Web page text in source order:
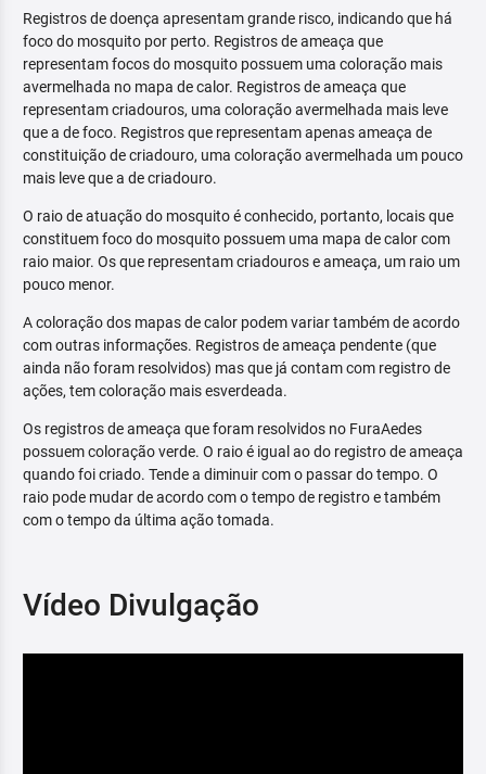
Registros de doença apresentam grande risco, indicando que há
foco do mosquito por perto. Registros de ameaça que
representam focos do mosquito possuem uma coloração mais
avermelhada no mapa de calor. Registros de ameaça que
representam criadouros, uma coloração avermelhada mais leve
que a de foco. Registros que representam apenas ameaça de
constituição de criadouro, uma coloração avermelhada um pouco
mais leve que a de criadouro.
O raio de atuação do mosquito é conhecido, portanto, locais que
constituem foco do mosquito possuem uma mapa de calor com
raio maior. Os que representam criadouros e ameaça, um raio um
pouco menor.
A coloração dos mapas de calor podem variar também de acordo
com outras informações. Registros de ameaça pendente (que
ainda não foram resolvidos) mas que já contam com registro de
ações, tem coloração mais esverdeada.
Os registros de ameaça que foram resolvidos no FuraAedes
possuem coloração verde. O raio é igual ao do registro de ameaça
quando foi criado. Tende a diminuir com o passar do tempo. O
raio pode mudar de acordo com o tempo de registro e também
com o tempo da última ação tomada.
Vídeo Divulgação